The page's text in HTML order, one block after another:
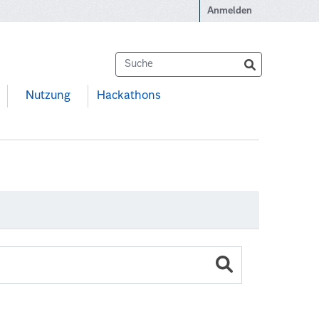
Anmelden
Nutzung Hackathons